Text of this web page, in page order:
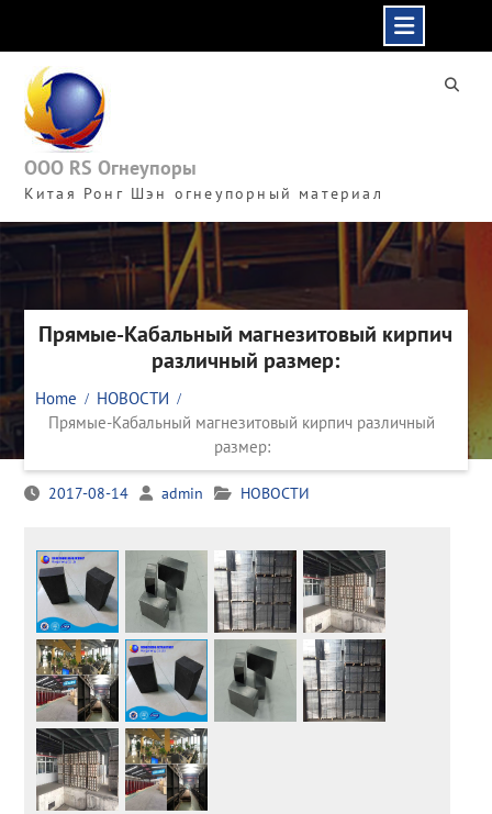
content
ООО RS Огнеупоры
Китая Ронг Шэн огнеупорный материал
Прямые-Кабальный магнезитовый кирпич
различный размер:
Home
НОВОСТИ
Прямые-Кабальный магнезитовый кирпич различный
размер:
2017-08-14 admin НОВОСТИ